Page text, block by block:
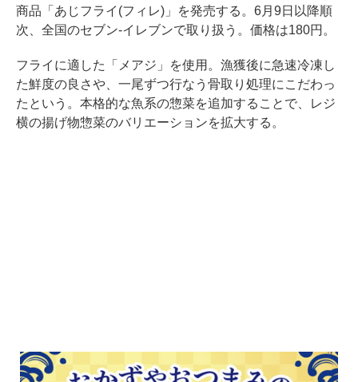
商品「あじフライ(フィレ)」を発売する。6月9日以降順
次、全国のセブン-イレブンで取り扱う。価格は180円。
フライに適した「メアジ」を使用。漁獲後に急速冷凍し
た鮮度の良さや、一尾ずつ行なう骨取り処理にこだわっ
たという。本格的な魚系の惣菜を追加することで、レジ
横の揚げ物惣菜のバリエーションを拡大する。